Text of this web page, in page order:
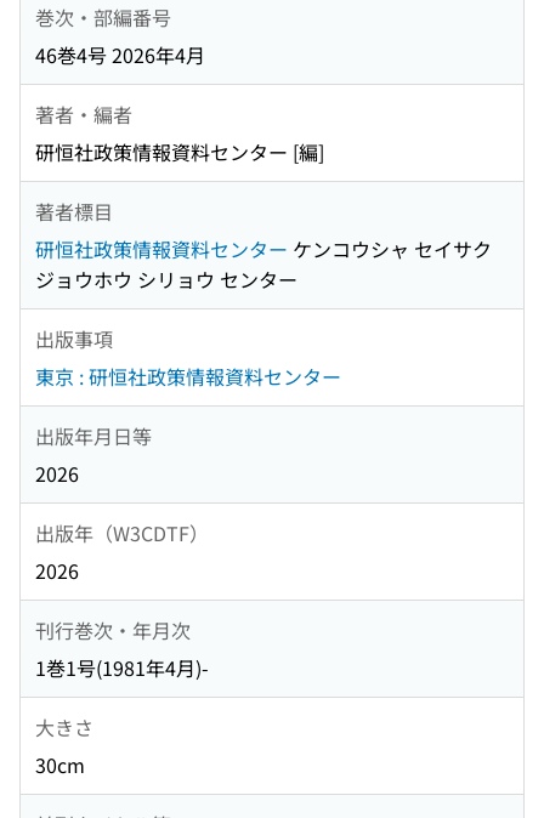
巻次・部編番号
46巻4号 2026年4月
著者・編者
研恒社政策情報資料センター [編]
著者標目
研恒社政策情報資料センター ケンコウシャ セイサク
ジョウホウ シリョウ センター
出版事項
東京 : 研恒社政策情報資料センター
出版年月日等
2026
出版年（W3CDTF）
2026
刊行巻次・年月次
1巻1号(1981年4月)-
大きさ
30cm